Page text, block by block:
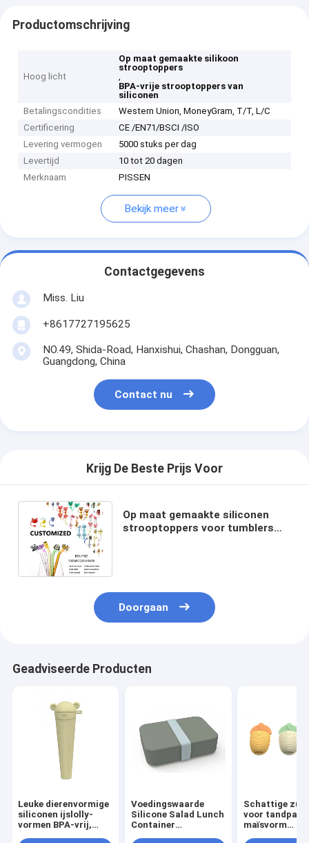
Productomschrijving
Hoog licht
Op maat gemaakte silikoon
strooptoppers
,
BPA-vrije strooptoppers van
siliconen
Betalingscondities
Western Union, MoneyGram, T/T, L/C
Certificering
CE /EN71/BSCI /ISO
Levering vermogen
5000 stuks per dag
Levertijd
10 tot 20 dagen
Merknaam
PISSEN
Bekijk meer
Contactgegevens
Miss. Liu
+8617727195625
NO.49, Shida-Road, Hanxishui, Chashan, Dongguan,
Guangdong, China
Contact nu
Krijg De Beste Prijs Voor
Op maat gemaakte siliconen
strooptoppers voor tumblers
Doorgaan
Geadviseerde Producten
Leuke dierenvormige
siliconen ijslolly-
vormen BPA-vrij,
Voedingswaarde
Silicone Salad Lunch
Container
Schattige
voor
maïsvorm